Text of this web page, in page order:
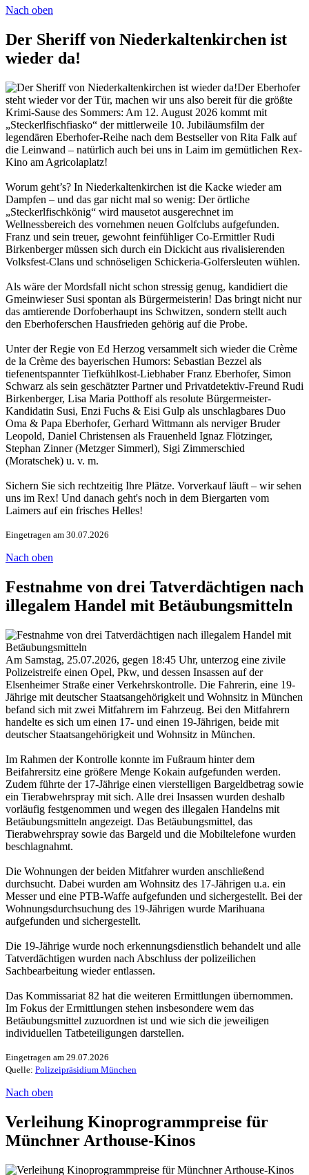
Nach oben
Der Sheriff von Niederkaltenkirchen ist
wieder da!
Der Eberhofer
steht wieder vor der Tür, machen wir uns also bereit für die größte
Krimi-Sause des Sommers: Am 12. August 2026 kommt mit
„Steckerlfischfiasko“ der mittlerweile 10. Jubiläumsfilm der
legendären Eberhofer-Reihe nach dem Bestseller von Rita Falk auf
die Leinwand – natürlich auch bei uns in Laim im gemütlichen Rex-
Kino am Agricolaplatz!
Worum geht’s? In Niederkaltenkirchen ist die Kacke wieder am
Dampfen – und das gar nicht mal so wenig: Der örtliche
„Steckerlfischkönig“ wird mausetot ausgerechnet im
Wellnessbereich des vornehmen neuen Golfclubs aufgefunden.
Franz und sein treuer, gewohnt feinfühliger Co-Ermittler Rudi
Birkenberger müssen sich durch ein Dickicht aus rivalisierenden
Volksfest-Clans und schnöseligen Schickeria-Golfersleuten wühlen.
Als wäre der Mordsfall nicht schon stressig genug, kandidiert die
Gmeinwieser Susi spontan als Bürgermeisterin! Das bringt nicht nur
das amtierende Dorfoberhaupt ins Schwitzen, sondern stellt auch
den Eberhoferschen Hausfrieden gehörig auf die Probe.
Unter der Regie von Ed Herzog versammelt sich wieder die Crème
de la Crème des bayerischen Humors: Sebastian Bezzel als
tiefenentspannter Tiefkühlkost-Liebhaber Franz Eberhofer, Simon
Schwarz als sein geschätzter Partner und Privatdetektiv-Freund Rudi
Birkenberger, Lisa Maria Potthoff als resolute Bürgermeister-
Kandidatin Susi, Enzi Fuchs & Eisi Gulp als unschlagbares Duo
Oma & Papa Eberhofer, Gerhard Wittmann als nerviger Bruder
Leopold, Daniel Christensen als Frauenheld Ignaz Flötzinger,
Stephan Zinner (Metzger Simmerl), Sigi Zimmerschied
(Moratschek) u. v. m.
Sichern Sie sich rechtzeitig Ihre Plätze. Vorverkauf läuft – wir sehen
uns im Rex! Und danach geht's noch in dem Biergarten vom
Laimers auf ein frisches Helles!
Eingetragen am 30.07.2026
Nach oben
Festnahme von drei Tatverdächtigen nach
illegalem Handel mit Betäubungsmitteln
Am Samstag, 25.07.2026, gegen 18:45 Uhr, unterzog eine zivile
Polizeistreife einen Opel, Pkw, und dessen Insassen auf der
Elsenheimer Straße einer Verkehrskontrolle. Die Fahrerin, eine 19-
Jährige mit deutscher Staatsangehörigkeit und Wohnsitz in München
befand sich mit zwei Mitfahrern im Fahrzeug. Bei den Mitfahrern
handelte es sich um einen 17- und einen 19-Jährigen, beide mit
deutscher Staatsangehörigkeit und Wohnsitz in München.
Im Rahmen der Kontrolle konnte im Fußraum hinter dem
Beifahrersitz eine größere Menge Kokain aufgefunden werden.
Zudem führte der 17-Jährige einen vierstelligen Bargeldbetrag sowie
ein Tierabwehrspray mit sich. Alle drei Insassen wurden deshalb
vorläufig festgenommen und wegen des illegalen Handelns mit
Betäubungsmitteln angezeigt. Das Betäubungsmittel, das
Tierabwehrspray sowie das Bargeld und die Mobiltelefone wurden
beschlagnahmt.
Die Wohnungen der beiden Mitfahrer wurden anschließend
durchsucht. Dabei wurden am Wohnsitz des 17-Jährigen u.a. ein
Messer und eine PTB-Waffe aufgefunden und sichergestellt. Bei der
Wohnungsdurchsuchung des 19-Jährigen wurde Marihuana
aufgefunden und sichergestellt.
Die 19-Jährige wurde noch erkennungsdienstlich behandelt und alle
Tatverdächtigen wurden nach Abschluss der polizeilichen
Sachbearbeitung wieder entlassen.
Das Kommissariat 82 hat die weiteren Ermittlungen übernommen.
Im Fokus der Ermittlungen stehen insbesondere wem das
Betäubungsmittel zuzuordnen ist und wie sich die jeweiligen
individuellen Tatbeteiligungen darstellen.
Eingetragen am 29.07.2026
Quelle: Polizeipräsidium München
Nach oben
Verleihung Kinoprogrammpreise für
Münchner Arthouse-Kinos